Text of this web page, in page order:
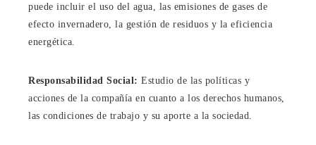
puede incluir el uso del agua, las emisiones de gases de
efecto invernadero, la gestión de residuos y la eficiencia
energética.
Responsabilidad Social: Estudio de las políticas y
acciones de la compañía en cuanto a los derechos humanos,
las condiciones de trabajo y su aporte a la sociedad.